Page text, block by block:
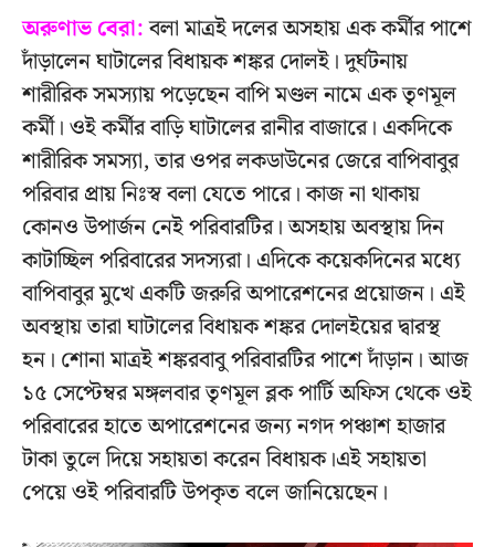
অরুণাভ বেরা:বলা মাত্রই দলের অসহায় এক কর্মীর পাশে
দাঁড়ালেন ঘাটালের বিধায়ক শঙ্কর দোলই। দুর্ঘটনায়
শারীরিক সমস্যায় পড়েছেন বাপি মণ্ডল নামে এক তৃণমূল
কর্মী। ওই কর্মীর বাড়ি ঘাটালের রানীর বাজারে। একদিকে
শারীরিক সমস্যা, তার ওপর লকডাউনের জেরে বাপিবাবুর
পরিবার প্রায় নিঃস্ব বলা যেতে পারে। কাজ না থাকায়
কোনও উপার্জন নেই পরিবারটির। অসহায় অবস্থায় দিন
কাটাচ্ছিল পরিবারের সদস্যরা। এদিকে কয়েকদিনের মধ্যে
বাপিবাবুর মুখে একটি জরুরি অপারেশনের প্রয়োজন। এই
অবস্থায় তারা ঘাটালের বিধায়ক শঙ্কর দোলইয়ের দ্বারস্থ
হন। শোনা মাত্রই শঙ্করবাবু পরিবারটির পাশে দাঁড়ান। আজ
১৫ সেপ্টেম্বর মঙ্গলবার তৃণমূল ব্লক পার্টি অফিস থেকে ওই
পরিবারের হাতে অপারেশনের জন্য নগদ পঞ্চাশ হাজার
টাকা তুলে দিয়ে সহায়তা করেন বিধায়ক।এই সহায়তা
পেয়ে ওই পরিবারটি উপকৃত বলে জানিয়েছেন।